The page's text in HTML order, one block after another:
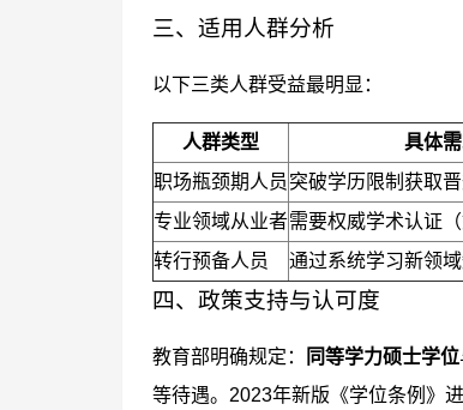
三、适用人群分析
以下三类人群受益最明显：
人群类型
具体
职场瓶颈期人员突破学历限制获取
专业领域从业者需要权威学术认证（
转行预备人员
通过系统学习新领
四、政策支持与认可度
教育部明确规定： 同等学力硕士学位
等待遇。2023年新版《学位条例》